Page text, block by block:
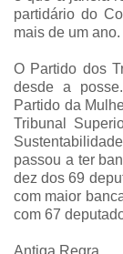
partidário do
mais de um ano.
O Partido dos
desde a
Partido da
Tribunal
passou a ter
dez dos 69
com maior
com 67
Antiga Regra